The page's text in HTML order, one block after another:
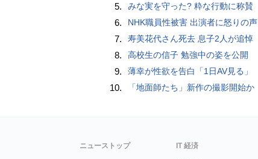
5. みな実を守った? 粋な行動に称賛
6. NHK職員性被害 出演者に怒りの声
7. 寿美花代さん死去 息子2人が追悼
8. 高校生の信子 勉強中の姿を公開
9. 薄幸が性欲を告白「1日AV見る」
10. 「地面師たち」新作の撮影開始か
ニューストップ IT 経済